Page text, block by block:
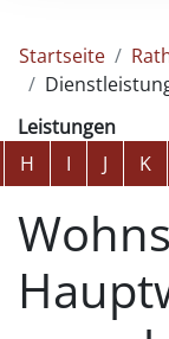
Startseite
Leistungen
Alphabetisches
H I J K